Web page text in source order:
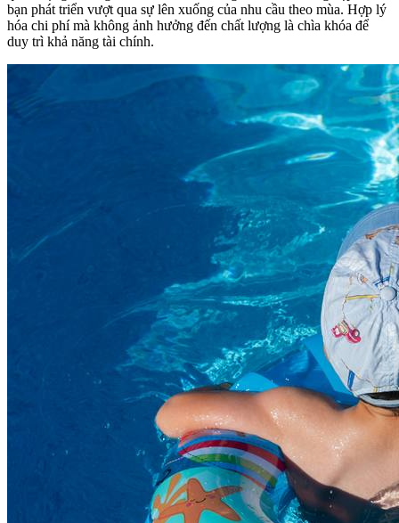
bạn phát triển vượt qua sự lên xuống của nhu cầu theo mùa. Hợp lý
hóa chi phí mà không ảnh hưởng đến chất lượng là chìa khóa để
duy trì khả năng tài chính.